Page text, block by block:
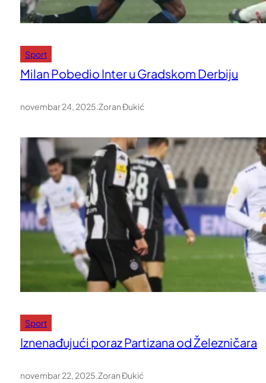
Sport
Milan Pobedio Inter u Gradskom Derbiju
novembar 24, 2025.Zoran Đukić
Sport
Iznenađujući poraz Partizana od Železničara
novembar 22, 2025.Zoran Đukić